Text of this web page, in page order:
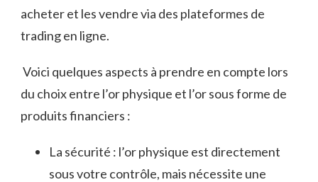
acheter‌ et les vendre via des plateformes de
‍trading⁢ en ligne.
​⁤ Voici⁢ quelques aspects à prendre en compte lors
du choix entre l’or ‌physique et ​l’or sous‌ forme de
produits financiers :
La sécurité : l’or ​physique ⁢est directement
⁤sous‌ votre contrôle, mais nécessite une